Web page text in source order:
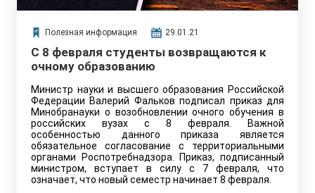
Полезная информация 29.01.21
С 8 февраля студенты возвращаются к
очному образованию
Министр науки и высшего образования Российской
Федерации Валерий Фальков подписал приказ для
Минобранауки о возобновлении очного обучения в
российских вузах с 8 февраля. Важной
особенностью данного приказа является
обязательное согласование с территориальными
органами Роспотребнадзора. Приказ, подписанный
министром, вступает в силу с 7 февраля, что
означает, что новый семестр начинает 8 февраля.